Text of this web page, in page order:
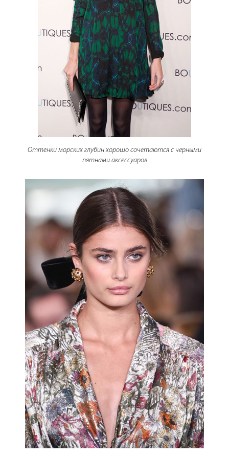
Оттенки морских глубин хорошо сочетаются с черными
пятнами аксессуаров